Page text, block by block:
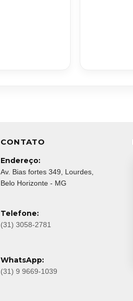
CONTATO
Endereço:
Av. Bias fortes 349, Lourdes,
Belo Horizonte - MG
Telefone:
(31) 3058-2781
WhatsApp:
(31) 9 9669-1039